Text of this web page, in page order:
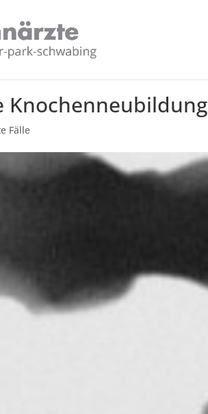
Knochenneubildung
Fälle